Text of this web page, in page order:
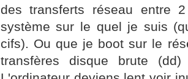
des transferts réseau entre
système sur le quel je suis
cifs). Ou que je boot sur le
transfères disque brute